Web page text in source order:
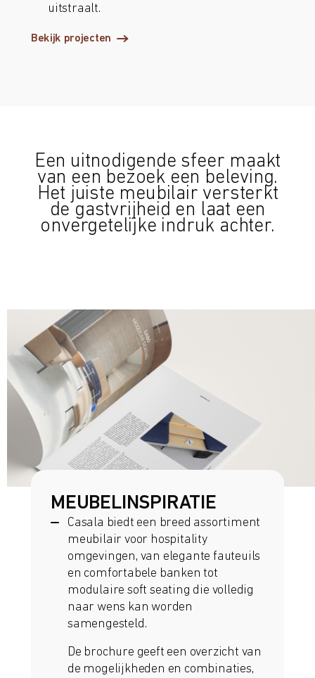
uitstraalt.
Bekijk projecten
Een uitnodigende sfeer maakt
van een bezoek een beleving.
Het juiste meubilair versterkt
de gastvrijheid en laat een
onvergetelijke indruk achter.
MEUBELINSPIRATIE
Casala biedt een breed assortiment
meubilair voor hospitality
omgevingen, van elegante fauteuils
en comfortabele banken tot
modulaire soft seating die volledig
naar wens kan worden
samengesteld.
De brochure geeft een overzicht van
de mogelijkheden en combinaties,